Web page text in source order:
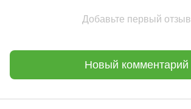
Добавьте первый отзыв
Новый комментарий